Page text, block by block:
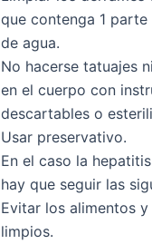
que contenga 1
de agua.
No hacerse tatuajes
en el cuerpo con
descartables o
Usar preservativo.
En el caso la
hay que seguir las
Evitar los alimentos
limpios.